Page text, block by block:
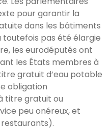
pour garantir la
dans les bâtiments
toutefois pas été élargie
les eurodéputés ont
les États membres à
gratuit d’eau potable
obligation
titre gratuit ou
peu onéreux, et